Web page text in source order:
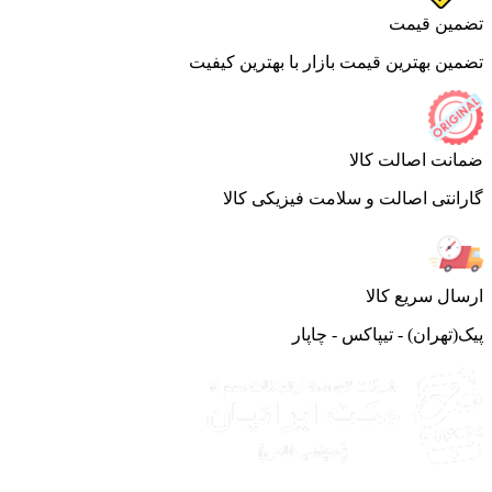
قیمت
بهترین قیمت بازار با بهترین کیفیت
اصالت کالا
اصالت و سلامت فیزیکی کالا
سریع کالا
- تیپاکس - چاپار